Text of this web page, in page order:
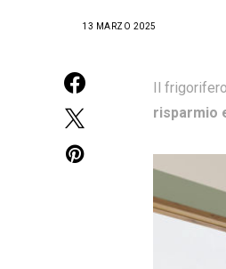
13 MARZO 2025
Il
risparmio